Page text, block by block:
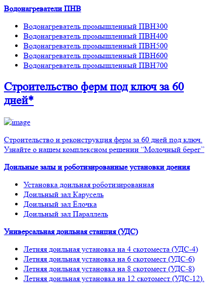
Водонагреватели ПНВ
Водонагреватель промышленный ПВН300
Водонагреватель промышленный ПВН400
Водонагреватель промышленный ПВН500
Водонагреватель промышленный ПВН600
Водонагреватель промышленный ПВН700
Строительство фермпод ключ за 60
дней*
Строительство и реконструкция ферм за 60 дней под ключ.
Узнайте о нашем комплексном решении “Молочный берег”
Доильные залы и роботизированные установки доения
Установка доильная роботизированная
Доильный зал Карусель
Доильный зал Ёлочка
Доильный зал Параллель
Универсальная доильная станция (УДС)
Летняя доильная установка на 4 скотоместа (УДС-4)
Летняя доильная установка на 6 скотомест (УДС-6)
Летняя доильная установка на 8 скотомест (УДС-8)
Летняя доильная установка на 12 скотомест (УДС-12).